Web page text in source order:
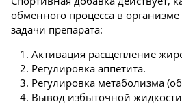
обменного процесса в
задачи препарата:
Активация расщепление
Регулировка аппетита.
Регулировка метаболизма
Вывод избыточной